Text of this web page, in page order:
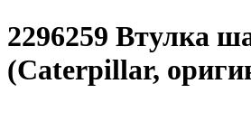
2296259 Втулка
(Caterpillar,